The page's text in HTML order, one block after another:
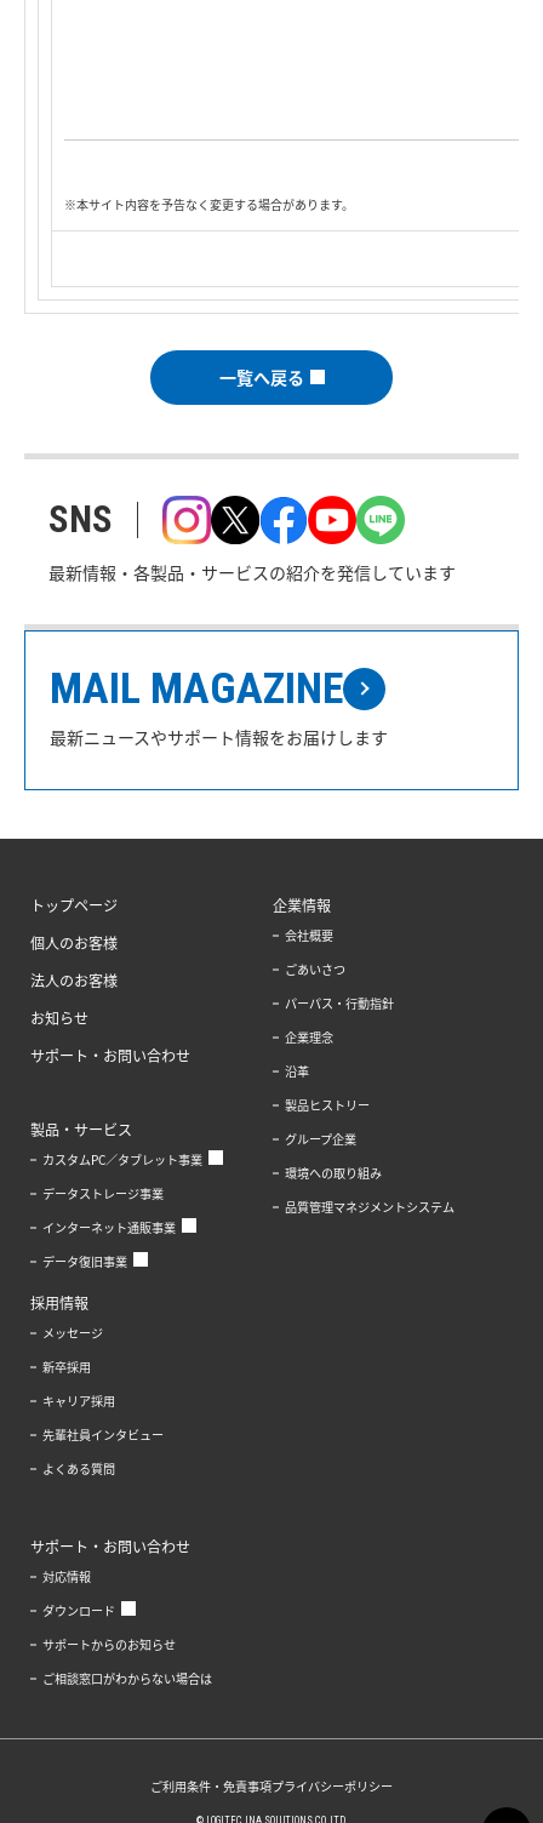
※本サイト内容を予告なく変更する場合があります。
一覧へ戻る
SNS
最新情報・各製品・サービスの紹介を発信しています
MAIL MAGAZINE
最新ニュースやサポート情報をお届けします
トップページ
個人のお客様
法人のお客様
お知らせ
サポート・お問い合わせ
製品・サービス
カスタムPC／タブレット事業
データストレージ事業
インターネット通販事業
データ復旧事業
企業情報
会社概要
ごあいさつ
パーパス・行動指針
企業理念
沿革
製品ヒストリー
グループ企業
環境への取り組み
品質管理マネジメントシステム
採用情報
メッセージ
新卒採用
キャリア採用
先輩社員インタビュー
よくある質問
サポート・お問い合わせ
対応情報
ダウンロード
サポートからのお知らせ
ご相談窓口がわからない場合は
ご利用条件・免責事項プライバシーポリシー
© LOGITEC INA SOLUTIONS CO.,LTD.